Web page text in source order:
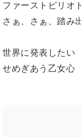
ファーストピリオ
さぁ、さぁ、踏み
世界に発表した
せめぎあう乙女